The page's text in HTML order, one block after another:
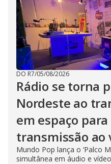
DO R7/05/08/2026
Rádio se torna
Nordeste ao
em espaço
transmissão ao
Mundo Pop lança o ‘Palco
simultânea em áudio e